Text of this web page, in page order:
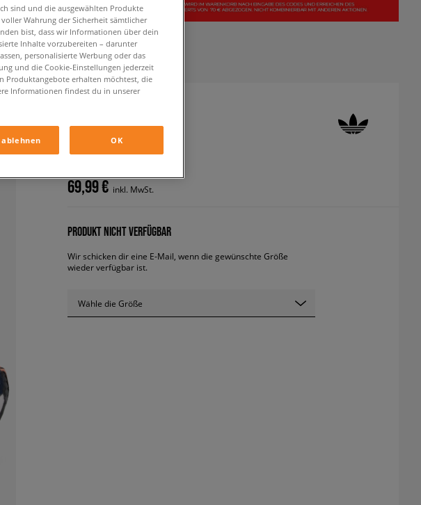
damen, sneaker
69,99 € inkl. MwSt.
PRODUKT NICHT VERFÜGBAR
Wir schicken dir eine E-Mail, wenn die gewünschte Größe
wieder verfügbar ist.
Wähle die Größe
sind und die ausgewählten Produkte
Wahrung der Sicherheit sämtlicher
bist, dass wir Informationen über dein
Inhalte vorzubereiten – darunter
personalisierte Werbung oder das
und die Cookie-Einstellungen jederzeit
Produktangebote erhalten möchtest, die
Informationen findest du in unserer
OK